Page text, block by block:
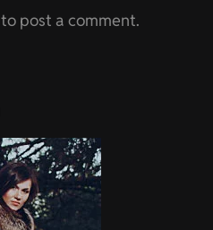
to post a comment.